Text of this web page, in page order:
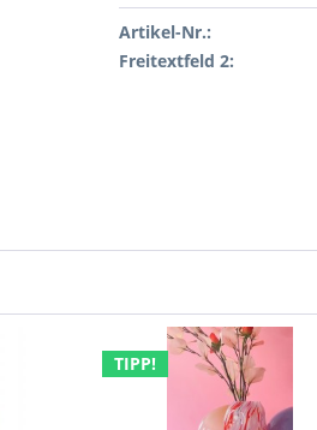
Artikel-Nr.:
Freitextfeld 2:
TIPP!